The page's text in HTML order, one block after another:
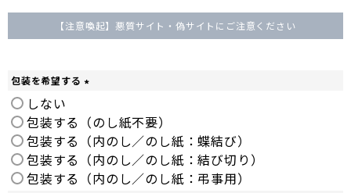
【注意喚起】悪質サイト・偽サイトにご注意ください
包装を希望する
須
)
しない
包装する（のし紙不要）
包装する（内のし／のし紙：蝶結び）
包装する（内のし／のし紙：結び切り）
包装する（内のし／のし紙：弔事用）